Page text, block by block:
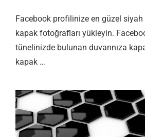
Facebook profilinize en güzel siyah
kapak fotoğrafları yükleyin.
tünelinizde bulunan duvarınıza
kapak …